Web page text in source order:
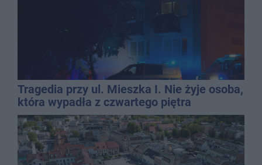
Tragedia przy ul. Mieszka I. Nie żyje osoba,
która wypadła z czwartego piętra